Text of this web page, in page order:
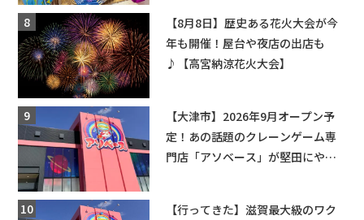
【8月8日】歴史ある花火大会が今
年も開催！屋台や夜店の出店も
♪【高宮納涼花火大会】
【大津市】2026年9月オープン予
定！あの話題のクレーンゲーム専
門店「アソベース」が堅田にやっ
【行ってきた】滋賀最大級のワク